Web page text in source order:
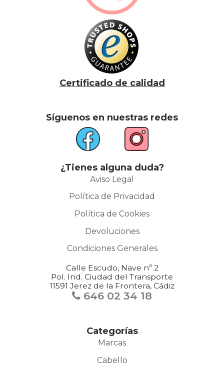
Certificado de calidad
Síguenos en nuestras redes
¿Tienes alguna duda?
Aviso Legal
Política de Privacidad
Política de Cookies
Devoluciones
Condiciones Generales
Calle Escudo, Nave nº 2
Pol. Ind. Ciudad del Transporte
11591 Jerez de la Frontera, Cádiz
646 02 34 18
Categorías
Marcas
Cabello